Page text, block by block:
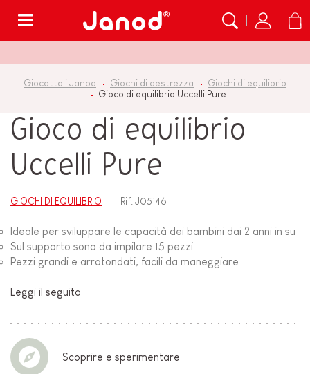
Giocattoli Janod Giochi di destrezza
Giochi di equilibrio
Gioco di equilibrio Uccelli Pure
Gioco di equilibrio
Uccelli Pure
GIOCHI DI EQUILIBRIO Rif.J05146
Ideale per sviluppare le capacità dei bambini dai 2 anni in su
Sul supporto sono da impilare 15 pezzi
Pezzi grandi e arrotondati, facili da maneggiare
Leggi il seguito
Scoprire e sperimentare